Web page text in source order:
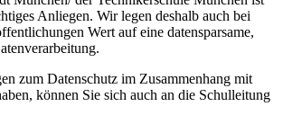
Anliegen. Wir legen deshalb auch bei
Wert auf eine datensparsame,
zum Datenschutz im Zusammenhang mit
können Sie sich auch an die Schulleitung